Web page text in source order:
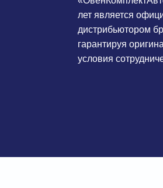
лет является
дистрибьютором
гарантируя
условия